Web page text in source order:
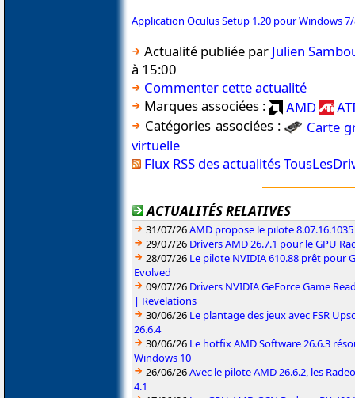
Application Oculus Setup 1.20 pour Windows
Actualité publiée par Julien
à 15:00
Commenter cette actualité
Marques associées :
AMD
Catégories associées :
Carte
virtuelle
Flux RSS des actualités
ACTUALITÉS RELATIVES
31/07/26AMD propose le pilote
29/07/26 Drivers AMD 26.7.1 pour le GPU
28/07/26 Le pilote NVIDIA 610.88 prêt pour
Evolved
09/07/26 Drivers NVIDIA GeForce Game
| Revelations
30/06/26 Le plantage des jeux avec FSR
26.6.4
30/06/26 Le hotfix AMD Software 26.6.3
Windows 10
26/06/26Avec le pilote AMD 26.6.2, les
4.1